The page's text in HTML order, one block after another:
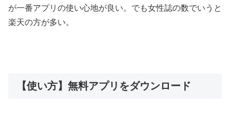
が一番アプリの使い心地が良い。でも女性誌の数でいうと
楽天の方が多い。
【使い方】無料アプリをダウンロード